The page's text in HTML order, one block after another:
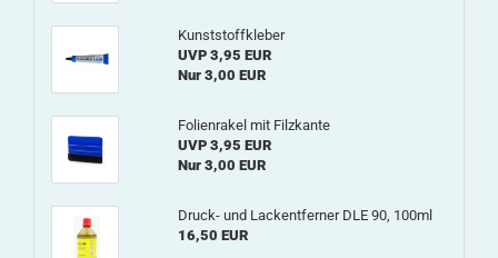
Kunststoffkleber
UVP 3,95 EUR
Nur 3,00 EUR
Folienrakel mit Filzkante
UVP 3,95 EUR
Nur 3,00 EUR
Druck- und Lackentferner DLE 90, 100ml
16,50 EUR